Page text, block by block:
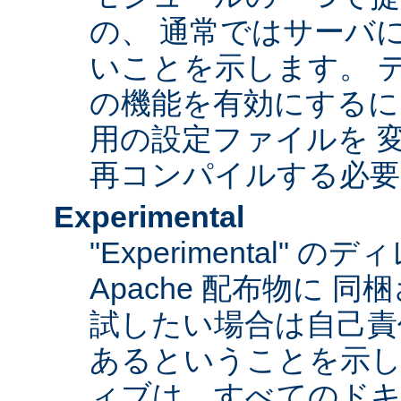
の、 通常ではサーバ
いことを示します。
の機能を有効にする
用の設定ファイルを
再コンパイルする必
Experimental
"Experimental" のデ
Apache 配布物に 同
試したい場合は自己
あるということを示